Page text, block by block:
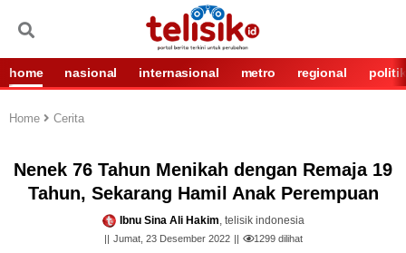
home nasional internasional metro regional politik
Home Cerita
Nenek 76 Tahun Menikah dengan Remaja 19
Tahun, Sekarang Hamil Anak Perempuan
Ibnu Sina Ali Hakim, telisik indonesia
Jumat, 23 Desember 2022 1299dilihat